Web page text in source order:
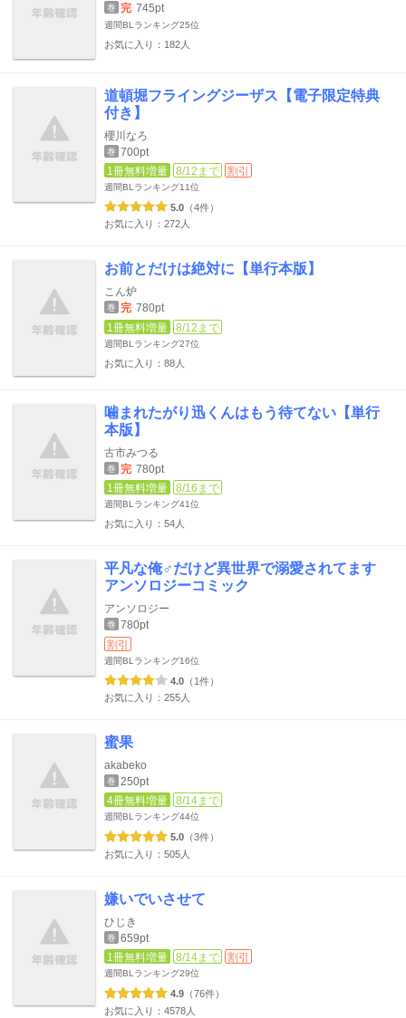
巻 完 745pt
週間BLランキング25位
お気に入り：182人
道頓堀フライングジーザス【電子限定特典
付き】
櫻川なろ
巻 700pt
1冊無料増量
8/12まで 割引
週間BLランキング11位
5.0 （4件）
お気に入り：272人
お前とだけは絶対に【単行本版】
こん炉
巻 完 780pt
1冊無料増量
8/12まで
週間BLランキング27位
お気に入り：88人
噛まれたがり迅くんはもう待てない【単行
本版】
古市みつる
巻 完 780pt
1冊無料増量
8/16まで
週間BLランキング41位
お気に入り：54人
平凡な俺♂だけど異世界で溺愛されてます
アンソロジーコミック
アンソロジー
巻 780pt
割引
週間BLランキング16位
4.0 （1件）
お気に入り：255人
蜜果
akabeko
巻 250pt
4冊無料増量
8/14まで
週間BLランキング44位
5.0 （3件）
お気に入り：505人
嫌いでいさせて
ひじき
巻 659pt
1冊無料増量
8/14まで 割引
週間BLランキング29位
4.9 （76件）
お気に入り：4578人